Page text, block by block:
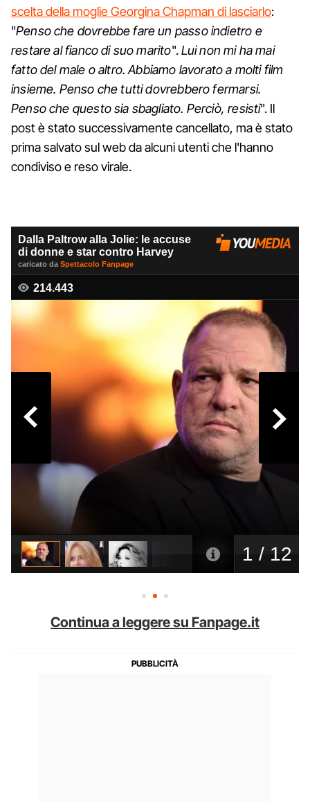
scelta della moglie Georgina Chapman di lasciarlo:
"Penso che dovrebbe fare un passo indietro e
restare al fianco di suo marito".Lui non mi ha mai
fatto del male o altro. Abbiamo lavorato a molti film
insieme. Penso che tutti dovrebbero fermarsi.
Penso che questo sia sbagliato. Perciò, resisti". Il
post è stato successivamente cancellato, ma è stato
prima salvato sul web da alcuni utenti che l'hanno
condiviso e reso virale.
Continua a leggere su Fanpage.it